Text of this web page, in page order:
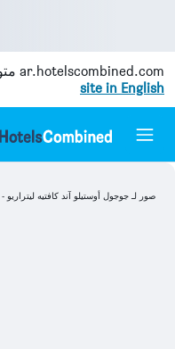
ar.hotelscombined.com
site in English
صور لـ جوجول أوستيلو آند كافتيه